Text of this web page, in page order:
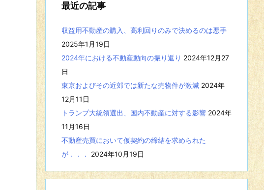
示
最近の記事
収益用不動産の購入、高利回りのみで決めるのは悪手
2025年1月19日
2024年における不動産動向の振り返り 2024年12月27
日
東京およびその近郊では新たな売物件が激減 2024年
12月11日
トランプ大統領選出、国内不動産に対する影響 2024年
11月16日
不動産売買において仮契約の締結を求められた
が．．．
2024年10月19日